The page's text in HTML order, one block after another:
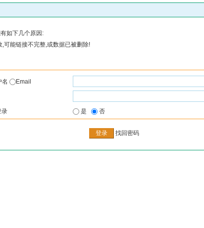
如下几个原因:
可能链接不完整,或数据已被删除!
名
Email
录 是 否
找回密码